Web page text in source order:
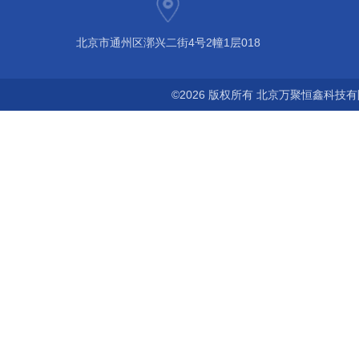
北京市通州区漷兴二街4号2幢1层018
©2026 版权所有 北京万聚恒鑫科技